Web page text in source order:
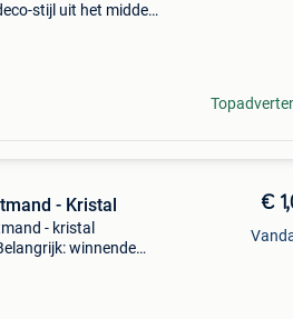
stijl uit het midden
- Kristal
- kristal
winnende
€